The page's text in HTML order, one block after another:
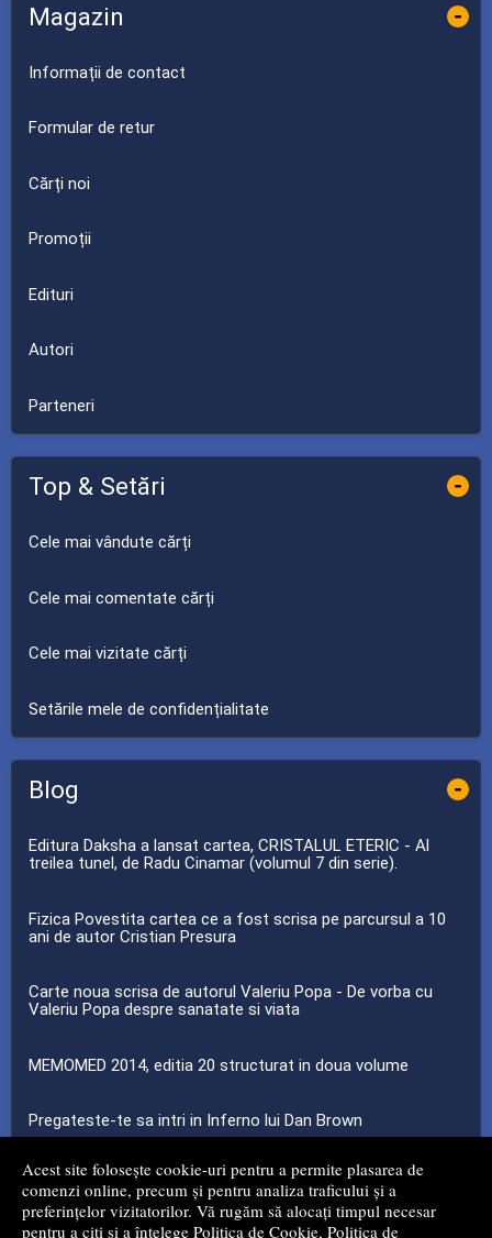
Acest site folosește cookie-uri pentru a permite plasarea de
comenzi online, precum și pentru analiza traficului și a
preferințelor vizitatorilor. Vă rugăm să alocați timpul necesar
pentru a citi și a înțelege Politica de Cookie, Politica de
Magazin -
Informații de contact
Formular de retur
Cărți noi
Promoții
Edituri
Autori
Parteneri
Top & Setări -
Cele mai vândute cărți
Cele mai comentate cărți
Cele mai vizitate cărți
Setările mele de confidențialitate
Blog -
Editura Daksha a lansat cartea, CRISTALUL ETERIC - Al
treilea tunel, de Radu Cinamar (volumul 7 din serie).
Fizica Povestita cartea ce a fost scrisa pe parcursul a 10
ani de autor Cristian Presura
Carte noua scrisa de autorul Valeriu Popa - De vorba cu
Valeriu Popa despre sanatate si viata
MEMOMED 2014, editia 20 structurat in doua volume
Pregateste-te sa intri in Inferno lui Dan Brown
...toate știrile